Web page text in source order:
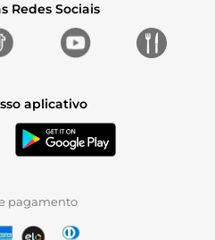
Redes Sociais
aplicativo
pagamento